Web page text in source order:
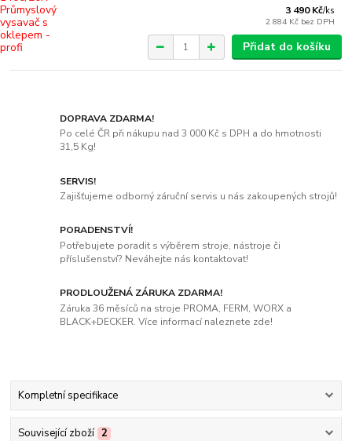
3 490 Kč/ks
2 884 Kč bez DPH
Přidat do košíku
DOPRAVA ZDARMA!
Po celé ČR při nákupu nad 3 000 Kč s DPH a do hmotnosti
31,5 Kg!
SERVIS!
Zajišťujeme odborný záruční servis u nás zakoupených strojů!
PORADENSTVÍ!
Potřebujete poradit s výběrem stroje, nástroje či
příslušenství? Neváhejte nás kontaktovat!
PRODLOUŽENÁ ZÁRUKA ZDARMA!
Záruka 36 měsíců na stroje PROMA, FERM, WORX a
BLACK+DECKER. Více informací naleznete zde!
Kompletní specifikace
Související zboží 2